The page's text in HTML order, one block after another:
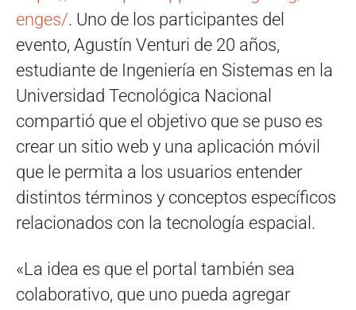
enges/. Uno de los participantes del
evento, Agustín Venturi de 20 años,
estudiante de Ingeniería en Sistemas en la
Universidad Tecnológica Nacional
compartió que el objetivo que se puso es
crear un sitio web y una aplicación móvil
que le permita a los usuarios entender
distintos términos y conceptos específicos
relacionados con la tecnología espacial.
«La idea es que el portal también sea
colaborativo, que uno pueda agregar